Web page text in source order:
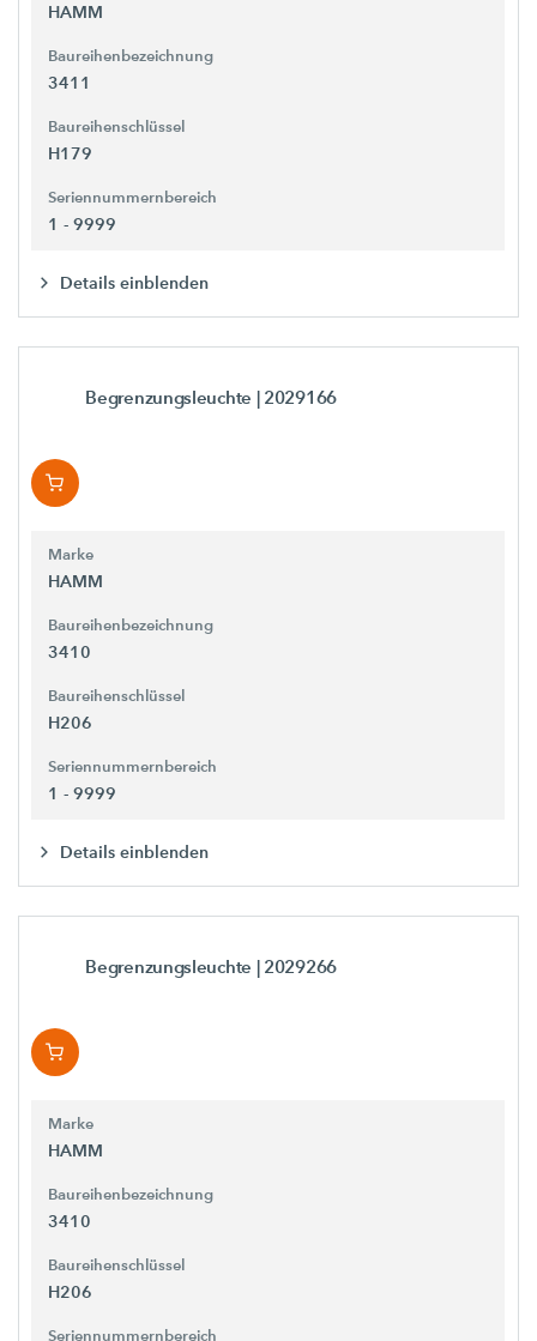
HAMM
Baureihenbezeichnung
3411
Baureihenschlüssel
H179
Seriennummernbereich
1 - 9999
Details einblenden
Begrenzungsleuchte | 2029166
Marke
HAMM
Baureihenbezeichnung
3410
Baureihenschlüssel
H206
Seriennummernbereich
1 - 9999
Details einblenden
Begrenzungsleuchte | 2029266
Marke
HAMM
Baureihenbezeichnung
3410
Baureihenschlüssel
H206
Seriennummernbereich